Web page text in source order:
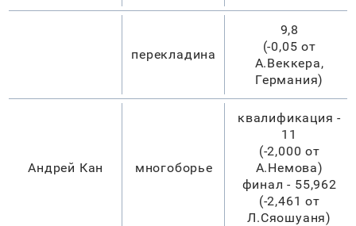
перекладина
9,8
(-0,05 от
А.Веккера,
Германия)
Андрей Кан многоборье
квалификация -
11
(-2,000 от
А.Немова)
финал - 55,962
(-2,461 от
Л.Сяошуаня)